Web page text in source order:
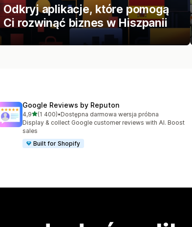
Odkryj aplikacje, które pomogą
Ci rozwinąć biznes w Hiszpanii
Google Reviews by Reputon
4,9na 5 gwiazdek
(1 400)
Łączna liczba recenzji: 1400
•Dostępna darmowa wersja próbna
Display & collect Google customer reviews with AI. Boost
sales
Built for Shopify